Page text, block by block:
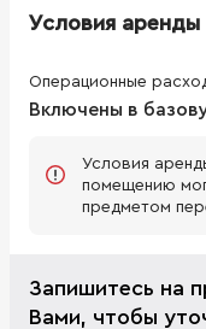
Условия аренды
Операционные
Включены в
Условия
помещению
предметом
Запишитесь на
Вами, чтобы